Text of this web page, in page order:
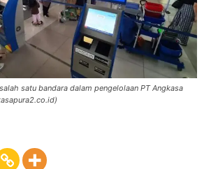
satu bandara dalam pengelolaan PT Angkasa